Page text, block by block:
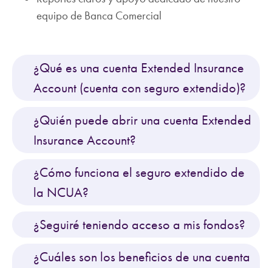
equipo de Banca Comercial
¿Qué es una cuenta Extended Insurance
Account (cuenta con seguro extendido)?
¿Quién puede abrir una cuenta Extended
Insurance Account?
¿Cómo funciona el seguro extendido de
la NCUA?
¿Seguiré teniendo acceso a mis fondos?
¿Cuáles son los beneficios de una cuenta